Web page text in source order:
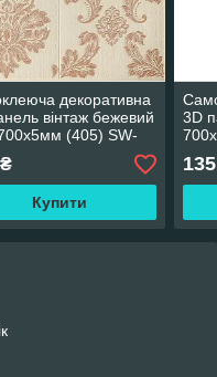
декоративна
вінтаж бежевий
(405) SW-
Купити
3D
135